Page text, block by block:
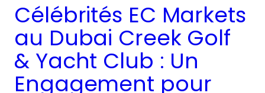
Célébrités EC Markets
au Dubai Creek Golf
& Yacht Club : Un
Engagement pour